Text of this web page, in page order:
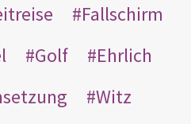
Fallschirm
Golf
Ehrlich
Witz